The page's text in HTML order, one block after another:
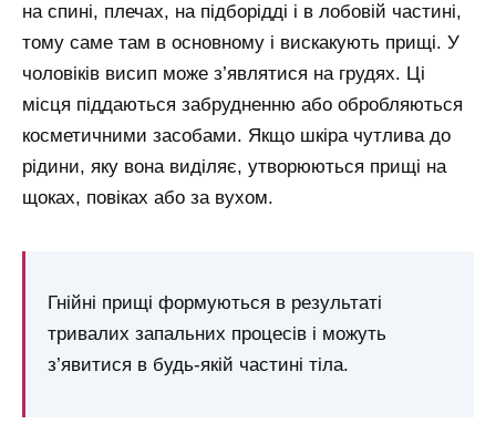
на спині, плечах, на підборідді і в лобовій частині,
тому саме там в основному і вискакують прищі. У
чоловіків висип може з’являтися на грудях. Ці
місця піддаються забрудненню або обробляються
косметичними засобами. Якщо шкіра чутлива до
рідини, яку вона виділяє, утворюються прищі на
щоках, повіках або за вухом.
Гнійні прищі формуються в результаті
тривалих запальних процесів і можуть
з’явитися в будь-якій частині тіла.